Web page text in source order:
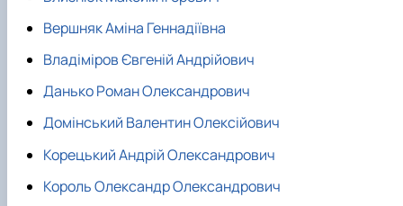
Вершняк Аміна Геннадіївна
Владіміров Євгеній Андрійович
Данько Роман Олександрович
Домінський Валентин Олексійович
Корецький Андрій Олександрович
Король Олександр Олександрович